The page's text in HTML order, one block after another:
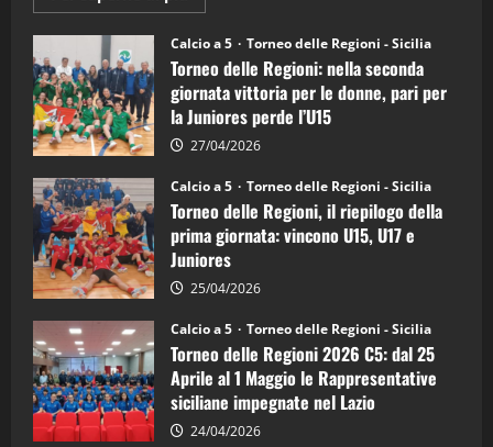
informazioni
Torneo
delle
Regioni
di
calcio
a
5:
la
Juniores
è
vicecampione
d’Italia
Calcio a 5 Torneo delle Regioni - Sicilia
Torneo delle Regioni: nella seconda
giornata vittoria per le donne, pari per
la Juniores perde l’U15
27/04/2026
Calcio a 5 Torneo delle Regioni - Sicilia
Torneo delle Regioni, il riepilogo della
prima giornata: vincono U15, U17 e
Juniores
25/04/2026
Calcio a 5 Torneo delle Regioni - Sicilia
Torneo delle Regioni 2026 C5: dal 25
Aprile al 1 Maggio le Rappresentative
siciliane impegnate nel Lazio
24/04/2026